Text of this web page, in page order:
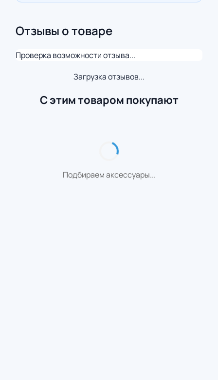
Отзывы о товаре
Проверка возможности отзыва...
Загрузка отзывов...
С этим товаром покупают
Подбираем аксессуары...